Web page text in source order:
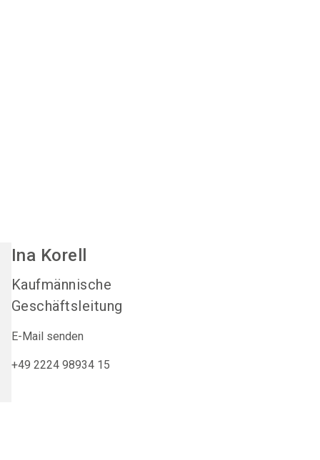
Ina Korell
Kaufmännische
Geschäftsleitung
E-Mail senden
+49 2224 98934 15